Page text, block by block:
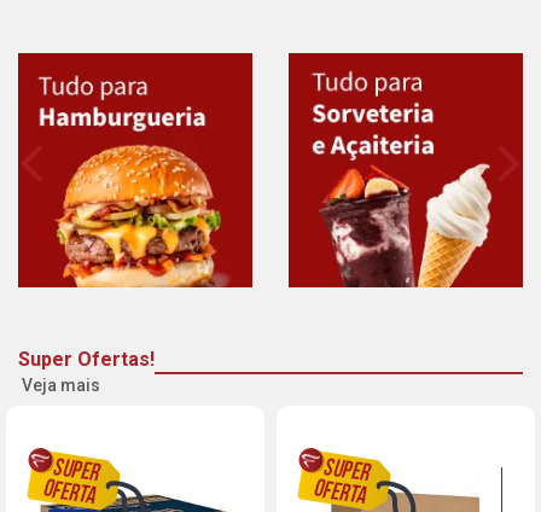
Super Ofertas!
Veja mais